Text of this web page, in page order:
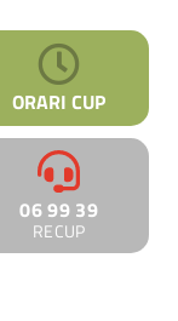
ORARI CUP
06 99 39
RECUP